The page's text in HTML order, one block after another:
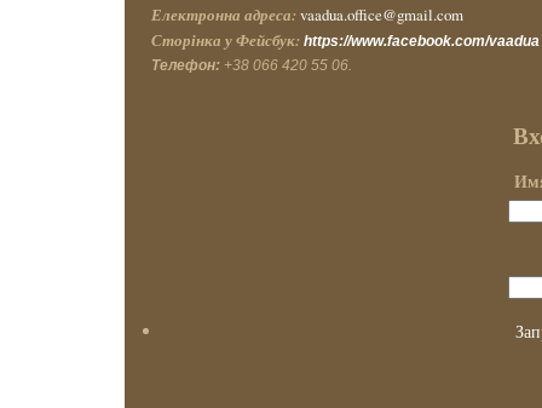
Електронна адреса: vaadua.office@gmail.com
Сторінка у Фейсбук: https://www.facebook.com/vaadua
Телефон: +38 066 420 55 06.